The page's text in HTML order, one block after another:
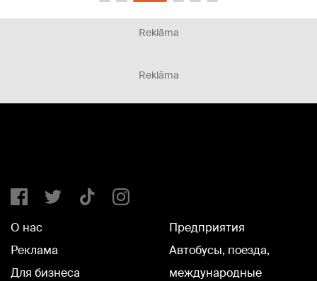
Reklāma
Reklāma
О нас
Реклама
Для бизнеса
Предприятия
Автобусы, поезда,
международные